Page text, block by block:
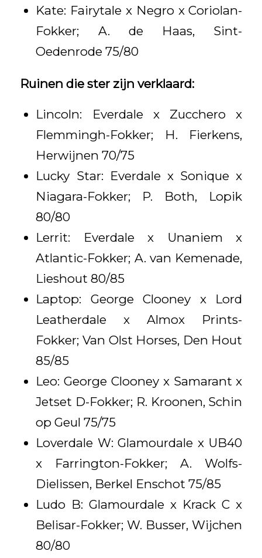
Kate: Fairytale x Negro x Coriolan-
Fokker; A. de Haas, Sint-
Oedenrode 75/80
Ruinen die ster zijn verklaard:
Lincoln: Everdale x Zucchero x
Flemmingh-Fokker; H. Fierkens,
Herwijnen 70/75
Lucky Star: Everdale x Sonique x
Niagara-Fokker; P. Both, Lopik
80/80
Lerrit: Everdale x Unaniem x
Atlantic-Fokker; A. van Kemenade,
Lieshout 80/85
Laptop: George Clooney x Lord
Leatherdale x Almox Prints-
Fokker; Van Olst Horses, Den Hout
85/85
Leo: George Clooney x Samarant x
Jetset D-Fokker; R. Kroonen, Schin
op Geul 75/75
Loverdale W: Glamourdale x UB40
x Farrington-Fokker; A. Wolfs-
Dielissen, Berkel Enschot 75/85
Ludo B: Glamourdale x Krack C x
Belisar-Fokker; W. Busser, Wijchen
80/80